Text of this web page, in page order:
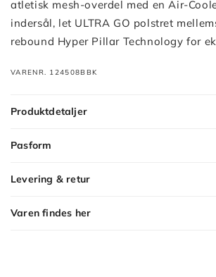
atletisk mesh-overdel med en Air-
indersål, let ULTRA GO polstret
rebound Hyper Pillar Technology for
VARENR. 124508BBK
Produktdetaljer
Pasform
Levering & retur
Varen findes her